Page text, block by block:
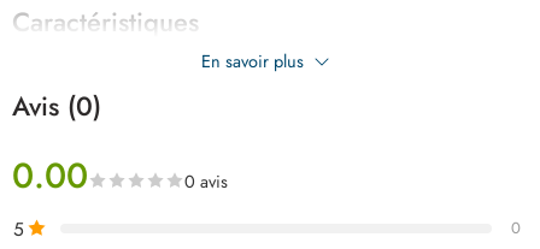
Caractéristiques
En savoir plus
Avis (0)
0.00 0 avis
5 0